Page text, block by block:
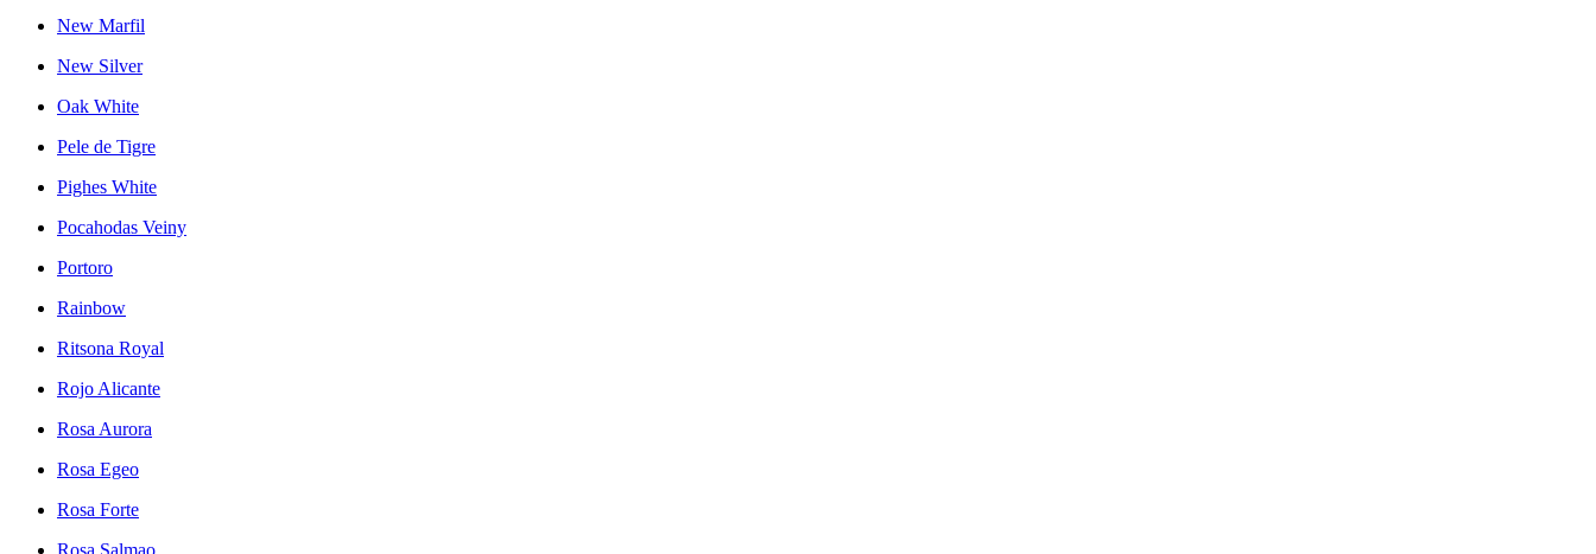
New Marfil
New Silver
Oak White
Pele de Tigre
Pighes White
Pocahodas Veiny
Portoro
Rainbow
Ritsona Royal
Rojo Alicante
Rosa Aurora
Rosa Egeo
Rosa Forte